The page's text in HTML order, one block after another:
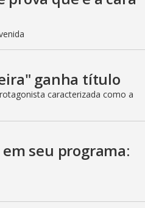
ganha título
caracterizada como a
seu programa: